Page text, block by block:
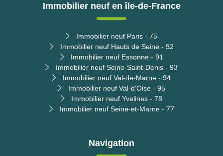
Immobilier neuf en île-de-France
Immobilier neuf Paris - 75
Immobilier neuf Hauts de Seine - 92
Immobilier neuf Essonne - 91
Immobilier neuf Seine-Saint-Denis - 93
Immobilier neuf Val-de-Marne - 94
Immobilier neuf Val-d'Oise - 95
Immobilier neuf Yvelines - 78
Immobilier neuf Seine-et-Marne - 77
Navigation